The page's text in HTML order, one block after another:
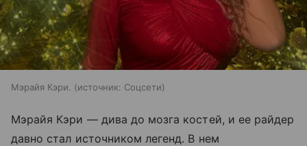
Мэрайя Кэри. источник: Соцсети
Мэрайя Кэри — дива до мозга костей, и ее райдер
давно стал источником легенд. В нем